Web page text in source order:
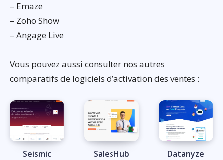
– Emaze
– Zoho Show
– Angage Live
Vous pouvez aussi consulter nos autres
comparatifs de logiciels d’activation des ventes :
Seismic SalesHub Datanyze